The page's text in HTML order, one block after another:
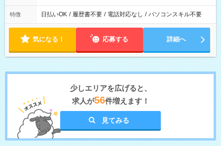
特徴 日払いOK / 履歴書不要 / 電話対応なし / パソコンスキル不要
気になる！ 応募する 詳細へ
少しエリアを広げると、
求人が56件増えます！
見てみる